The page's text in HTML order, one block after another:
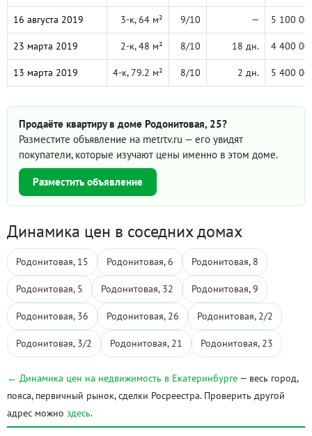
16 августа 2019 3-к, 64 м² 9/10 — 5 100
23 марта 2019 2-к, 48 м² 8/10 18 дн. 4 400
13 марта 2019 4-к, 79.2 м² 8/10 2 дн. 5 400
Продаёте квартиру в доме Родонитовая, 25?
Разместите объявление на metrtv.ru — его увидят
покупатели, которые изучают цены именно в этом доме.
Разместить объявление
Динамика цен в соседних домах
Родонитовая, 15 Родонитовая, 6 Родонитовая, 8
Родонитовая, 5 Родонитовая, 32 Родонитовая, 9
Родонитовая, 36 Родонитовая, 26 Родонитовая, 2/2
Родонитовая, 3/2 Родонитовая, 21 Родонитовая, 23
← Динамика цен на недвижимость в Екатеринбурге — весь город,
пояса, первичный рынок, сделки Росреестра. Проверить другой
адрес можно здесь.